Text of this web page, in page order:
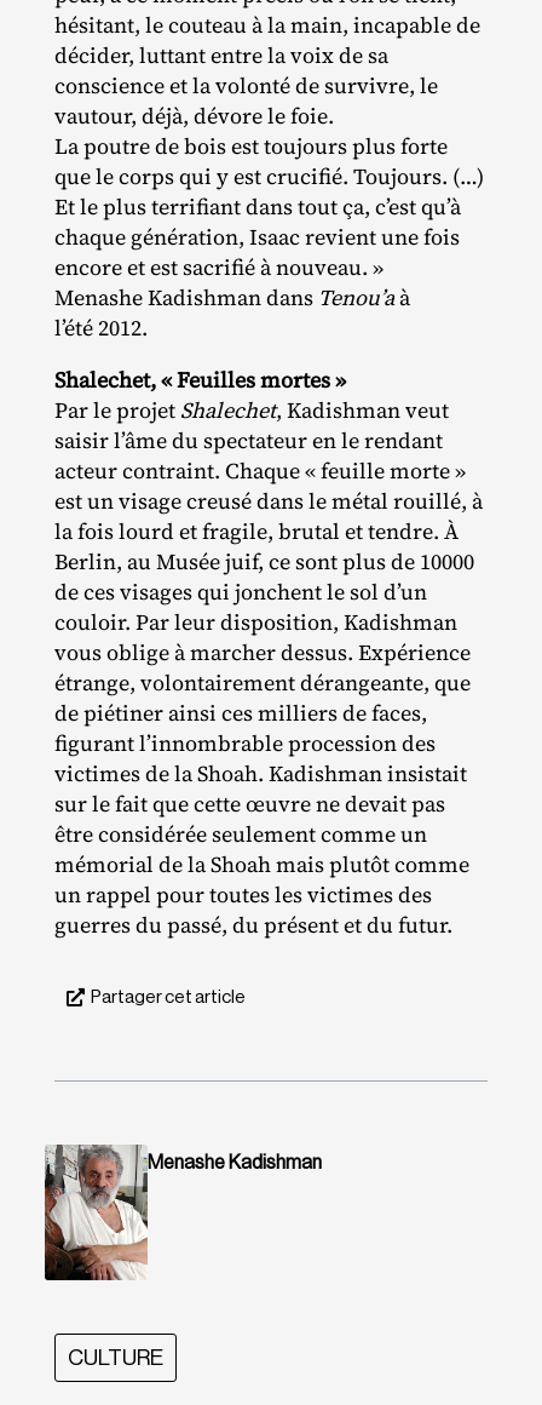
hésitant, le couteau à la main, incapable de
décider, luttant entre la voix de sa
conscience et la volonté de survivre, le
vautour, déjà, dévore le foie.
La poutre de bois est toujours plus forte
que le corps qui y est crucifié. Toujours. (…)
Et le plus terrifiant dans tout ça, c’est qu’à
chaque génération, Isaac revient une fois
encore et est sacrifié à nouveau. »
Menashe Kadishman dans Tenou’aà
l’été 2012.
Shalechet, « Feuilles mortes »
Par le projet Shalechet, Kadishman veut
saisir l’âme du spectateur en le rendant
acteur contraint. Chaque « feuille morte »
est un visage creusé dans le métal rouillé, à
la fois lourd et fragile, brutal et tendre. À
Berlin, au Musée juif, ce sont plus de 10000
de ces visages qui jonchent le sol d’un
couloir. Par leur disposition, Kadishman
vous oblige à marcher dessus. Expérience
étrange, volontairement dérangeante, que
de piétiner ainsi ces milliers de faces,
figurant l’innombrable procession des
victimes de la Shoah. Kadishman insistait
sur le fait que cette œuvre ne devait pas
être considérée seulement comme un
mémorial de la Shoah mais plutôt comme
un rappel pour toutes les victimes des
guerres du passé, du présent et du futur.
Partager cet article
Menashe Kadishman
CULTURE